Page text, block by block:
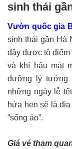
sinh thái
Vườn quốc gia
sinh thái gần Hà
đây được tô điểm
và khí hậu mát
dưỡng lý tưởng
những ngày lễ
hứa hẹn sẽ là
“sống ảo”.
Giá vé tham